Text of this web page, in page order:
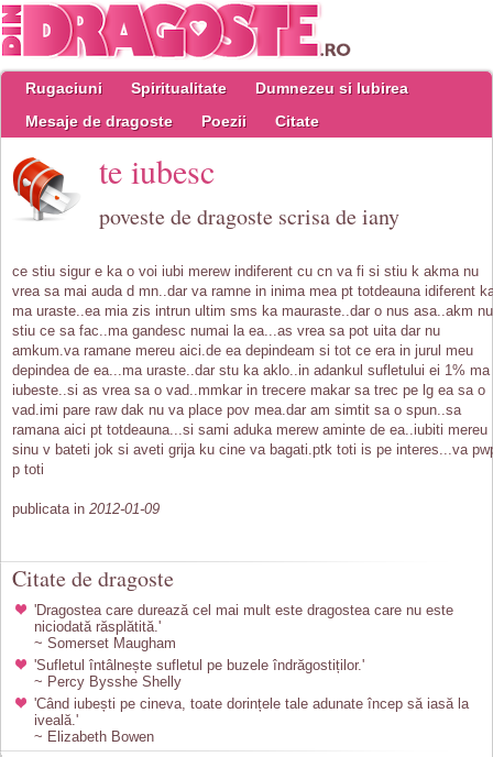
Rugaciuni Spiritualitate
Dumnezeu si Iubirea
Mesaje de dragoste
Poezii Citate
te iubesc
poveste de dragoste scrisa de iany
ce stiu sigur e ka o voi iubi merew indiferent cu cn va fi si stiu k akma nu
vrea sa mai auda d mn..dar va ramne in inima mea pt totdeauna idiferent
ma uraste..ea mia zis intrun ultim sms ka mauraste..dar o nus asa..akm nu
stiu ce sa fac..ma gandesc numai la ea...as vrea sa pot uita dar nu
amkum.va ramane mereu aici.de ea depindeam si tot ce era in jurul meu
depindea de ea...ma uraste..dar stu ka aklo..in adankul sufletului ei 1% ma
iubeste..si as vrea sa o vad..mmkar in trecere makar sa trec pe lg ea sa o
vad.imi pare raw dak nu va place pov mea.dar am simtit sa o spun..sa
ramana aici pt totdeauna...si sami aduka merew aminte de ea..iubiti mereu
sinu v bateti jok si aveti grija ku cine va bagati.ptk toti is pe interes...va
p toti
publicata in 2012-01-09
Citate de dragoste
'Dragostea care durează cel mai mult este dragostea care nu este
niciodată răsplătită.'
~ Somerset Maugham
'Sufletul întâlnește sufletul pe buzele îndrăgostiților.'
~ Percy Bysshe Shelly
'Când iubești pe cineva, toate dorințele tale adunate încep să iasă la
iveală.'
~ Elizabeth Bowen